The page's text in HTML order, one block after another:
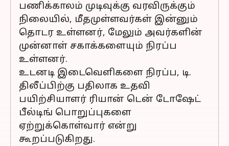
பணிக்காலம் முடிவுக்கு வரவிருக்கும்
நிலையில், மீதமுள்ளவர்கள் இன்னும்
தொடர உள்ளனர், மேலும் அவர்களின்
முன்னாள் சகாக்களையும் நிரப்ப
உள்ளனர்.
உடனடி இடைவெளிகளை நிரப்ப, டி.
திலீப்பிற்கு பதிலாக உதவி
பயிற்சியாளர் ரியான் டென் டோஷேட்
பீல்டிங் பொறுப்புகளை
ஏற்றுக்கொள்வார் என்று
கூறப்படுகிறது.